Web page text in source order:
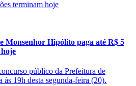
Monsenhor Hipólito paga até R$ 5
público da Prefeitura de
19h desta segunda-feira (20).